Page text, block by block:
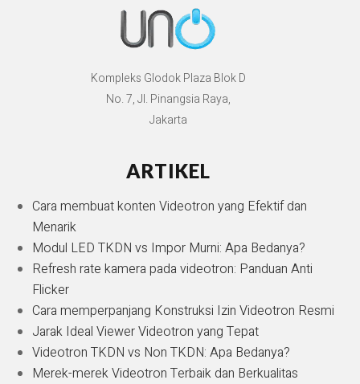
Kompleks Glodok Plaza Blok D
No. 7, Jl. Pinangsia Raya,
Jakarta
ARTIKEL
Cara membuat konten Videotron yang Efektif dan
Menarik
Modul LED TKDN vs Impor Murni: Apa Bedanya?
Refresh rate kamera pada videotron: Panduan Anti
Flicker
Cara memperpanjang Konstruksi Izin Videotron Resmi
Jarak Ideal Viewer Videotron yang Tepat
Videotron TKDN vs Non TKDN: Apa Bedanya?
Merek-merek Videotron Terbaik dan Berkualitas